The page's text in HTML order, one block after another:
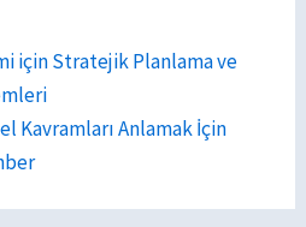
için Stratejik Planlama ve
Kavramları Anlamak İçin